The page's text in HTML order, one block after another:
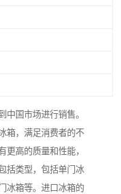
中国市场进行销售。
箱，满足消费者的不
更高的质量和性能，
括类型，包括单门冰
冰箱等。进口冰箱的